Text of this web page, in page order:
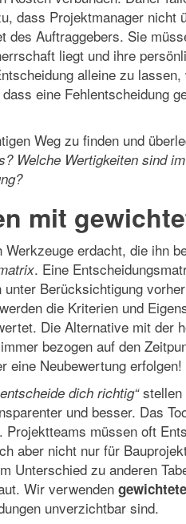
dass Projektmanager nicht
des Auftraggebers. Sie
liegt und ihre
alleine zu
eine Fehlentscheidung
Weg zu finden und
Welche Wertigkeiten sind
mit
erdacht, die ihn
. Eine
Berücksichtigung
die Kriterien und
Die Alternative mit der
bezogen auf den
eine Neubewertung erfolgen!
dich richtig“stellen
und besser. Das
Projektteams müssen oft
aber nicht nur für
Unterschied zu anderen
Wir verwenden
unverzichtbar sind.